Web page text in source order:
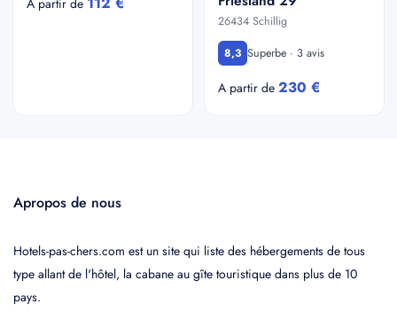
A partir de
26434 Schillig
8,3 Superbe · 3 avis
A partir de 230 €
Apropos de nous
Hotels-pas-chers.com est un site qui liste des hébergements de tous
type allant de l'hôtel, la cabane au gîte touristique dans plus de 10
pays.